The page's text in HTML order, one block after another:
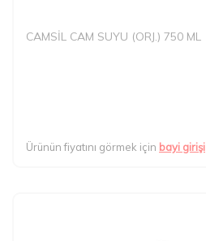
CAMSİL CAM SUYU (ORJ.) 750 ML
Ürünün fiyatını görmek için bayi girişi